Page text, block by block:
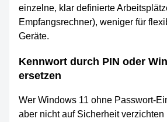
einzelne, klar definierte
Empfangsrechner), weniger für
Geräte.
Kennwort durch PIN oder
ersetzen
Wer Windows 11 ohne Passwort-
aber nicht auf Sicherheit verzichten